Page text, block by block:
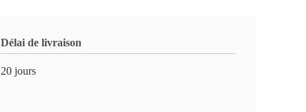
Délai de livraison
20 jours